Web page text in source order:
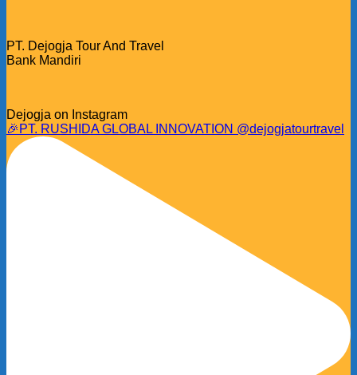
PT. Dejogja Tour And Travel
Bank Mandiri
Dejogja on Instagram
🎉PT. RUSHIDA GLOBAL INNOVATION @dejogjatourtravel